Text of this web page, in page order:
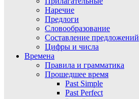
Наречие
Предлоги
Словообразование
Составление предложений
Цифры и числа
Времена
Правила и грамматика
Прошедшее время
Past Simple
Past Perfect